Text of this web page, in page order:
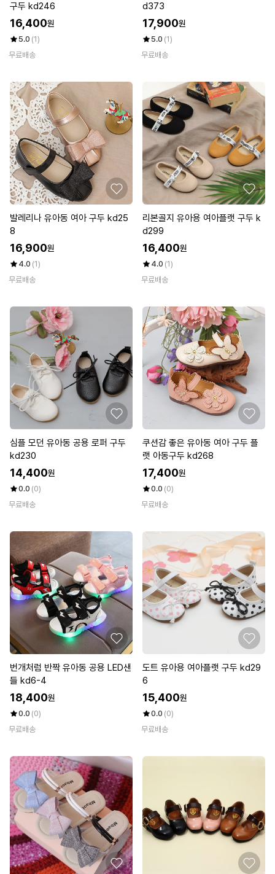
구두 kd246
16,400원
5.0 (1)
무료배송
d373
17,900원
5.0 (1)
무료배송
발레리나 유아동 여아 구두 kd25
8
16,900원
4.0 (1)
무료배송
리본골지 유아용 여아플랫 구두 k
d299
16,400원
4.0 (1)
무료배송
심플 모던 유아동 공용 로퍼 구두
kd230
14,400원
0.0 (0)
무료배송
쿠션감 좋은 유아동 여아 구두 플
랫 아동구두 kd268
17,400원
0.0 (0)
무료배송
번개처럼 반짝 유아동 공용 LED샌
들 kd6-4
18,400원
0.0 (0)
무료배송
도트 유아용 여아플랫 구두 kd29
6
15,400원
0.0 (0)
무료배송